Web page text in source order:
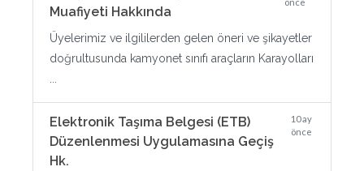
Muafiyeti Hakkında
Üyelerimiz ve ilgililerden gelen öneri ve şikayetler
doğrultusunda kamyonet sınıfı araçların Karayolları
Elektronik Taşıma Belgesi (ETB)
Düzenlenmesi Uygulamasına Geçiş
Hk.
10 ay
önce